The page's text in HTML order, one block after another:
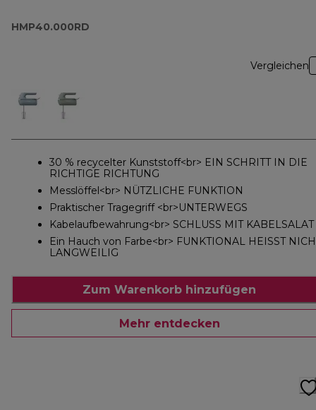
HMP40.000RD
Vergleichen
30 % recycelter Kunststoff<br> EIN SCHRITT IN DIE
RICHTIGE RICHTUNG
Messlöffel<br> NÜTZLICHE FUNKTION
Praktischer Tragegriff <br>UNTERWEGS
Kabelaufbewahrung<br> SCHLUSS MIT KABELSALAT
Ein Hauch von Farbe<br> FUNKTIONAL HEISST
LANGWEILIG
Zum Warenkorb hinzufügen
Mehr entdecken